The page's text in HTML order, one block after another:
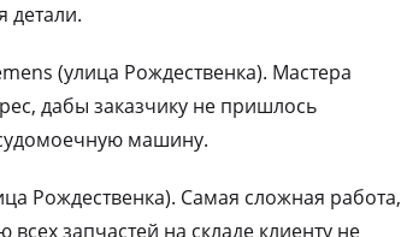
(улица Рождественка). Мастера
дабы заказчику не пришлось
машину.
Рождественка). Самая сложная работа,
запчастей на складе клиенту не